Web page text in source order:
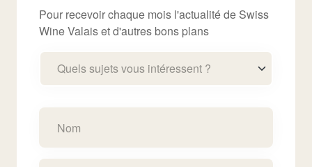
Pour recevoir chaque mois l'actualité de Swiss
Wine Valais et d'autres bons plans
Quels sujets vous intéressent ?